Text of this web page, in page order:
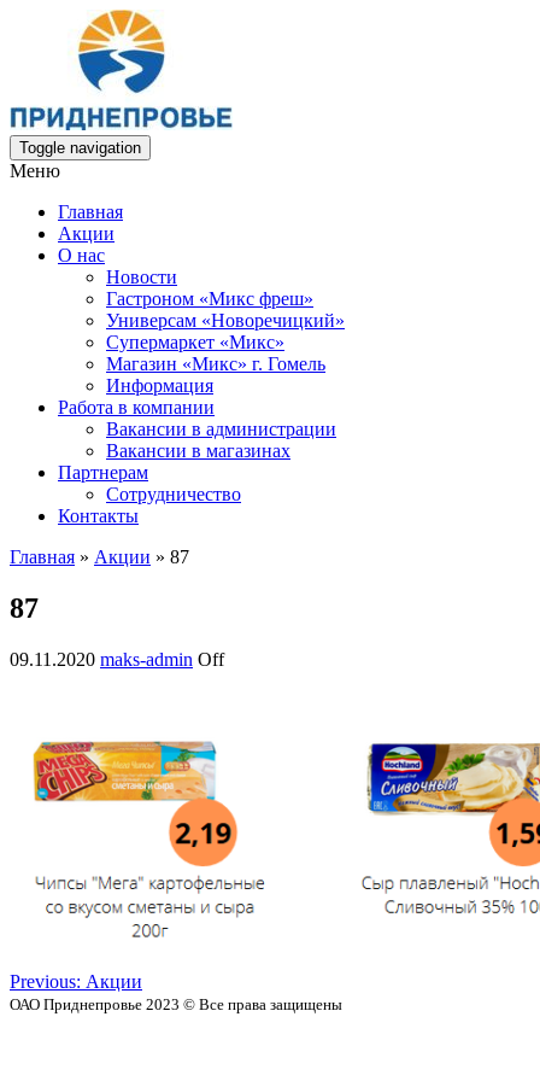
Toggle navigation
Меню
Главная
Акции
О нас
Новости
Гастроном «Микс фреш»
Универсам «Новоречицкий»
Супермаркет «Микс»
Магазин «Микс» г. Гомель
Информация
Работа в компании
Вакансии в администрации
Вакансии в магазинах
Партнерам
Сотрудничество
Контакты
Главная » Акции » 87
87
09.11.2020 maks-admin Off
Previous: Акции
ОАО Приднепровье 2023 © Все права защищены